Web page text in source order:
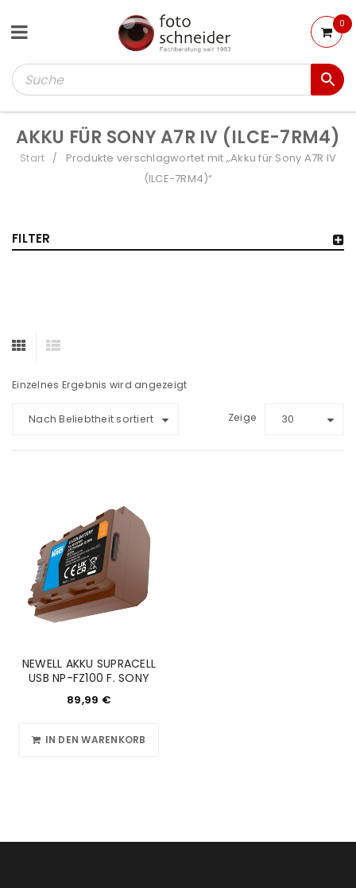
0
AKKU FÜR SONY A7R IV (ILCE-7RM4)
Start /
Produkte verschlagwortet mit „Akku für Sony A7R IV
(ILCE-7RM4)“
FILTER
Einzelnes Ergebnis wird angezeigt
Nach Beliebtheit sortiert Zeige 30
NEWELL AKKU SUPRACELL
USB NP-FZ100 F. SONY
89,99 €
IN DEN WARENKORB